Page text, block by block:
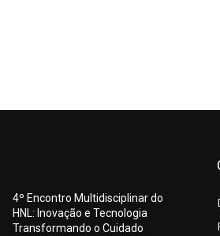
4º Encontro Multidisciplinar do
HNL: Inovação e Tecnologia
Transformando o Cuidado